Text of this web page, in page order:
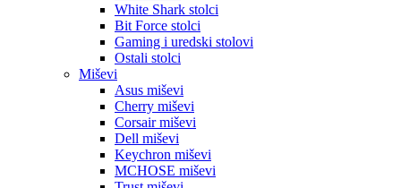
White Shark stolci
Bit Force stolci
Gaming i uredski stolovi
Ostali stolci
Miševi
Asus miševi
Cherry miševi
Corsair miševi
Dell miševi
Keychron miševi
MCHOSE miševi